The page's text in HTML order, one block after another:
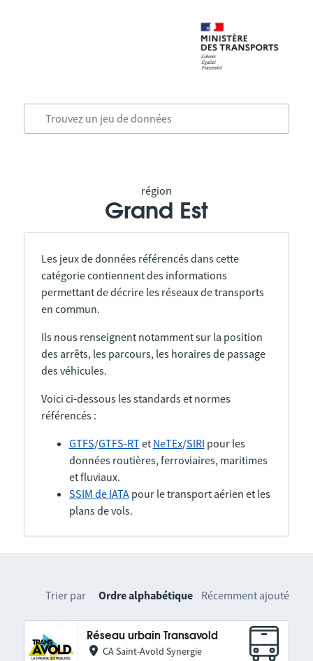
région
Grand Est
Les jeux de données référencés dans cette
catégorie contiennent des informations
permettant de décrire les réseaux de transports
en commun.
Ils nous renseignent notamment sur la position
des arrêts, les parcours, les horaires de passage
des véhicules.
Voici ci-dessous les standards et normes
référencés :
GTFS/GTFS-RTet NeTEx/SIRI pour les
données routières, ferroviaires, maritimes
et fluviaux.
SSIM de IATApour le transport aérien et les
plans de vols.
Trier par Ordre alphabétique Récemment ajouté
Réseau urbain Transavold
CA Saint-Avold Synergie